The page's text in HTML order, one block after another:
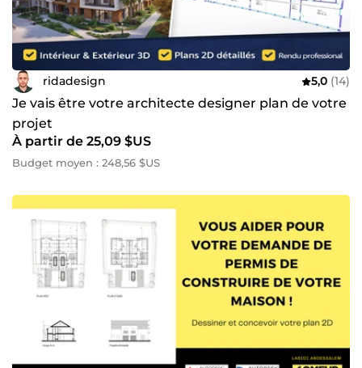
ridadesign 5,0 (14)
Je vais être votre architecte designer plan de votre
projet
À partir de 25,09 $US
Budget moyen : 248,56 $US